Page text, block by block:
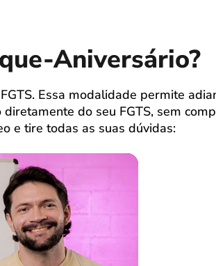
Aniversário?
Essa modalidade permite
do seu FGTS, sem
e tire todas as suas dúvidas: